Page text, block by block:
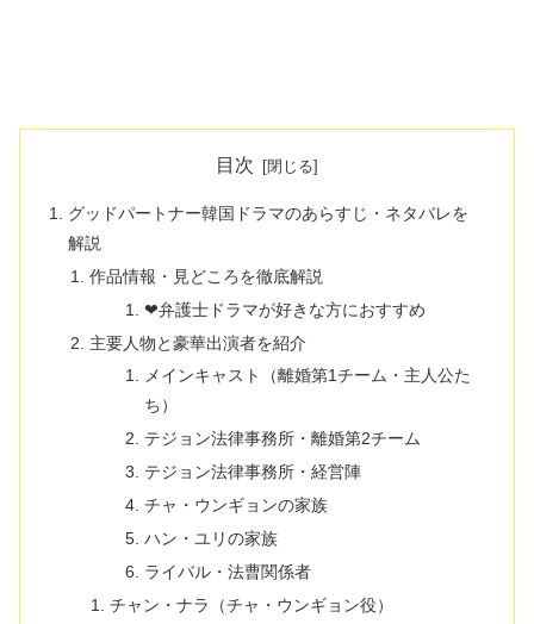
目次
グッドパートナー韓国ドラマのあらすじ・ネタバレを
解説
作品情報・見どころを徹底解説
❤弁護士ドラマが好きな方におすすめ
主要人物と豪華出演者を紹介
メインキャスト（離婚第1チーム・主人公た
ち）
テジョン法律事務所・離婚第2チーム
テジョン法律事務所・経営陣
チャ・ウンギョンの家族
ハン・ユリの家族
ライバル・法曹関係者
チャン・ナラ（チャ・ウンギョン役）